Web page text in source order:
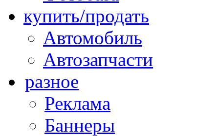
купить/продать
Автомобиль
Автозапчасти
разное
Реклама
Баннеры